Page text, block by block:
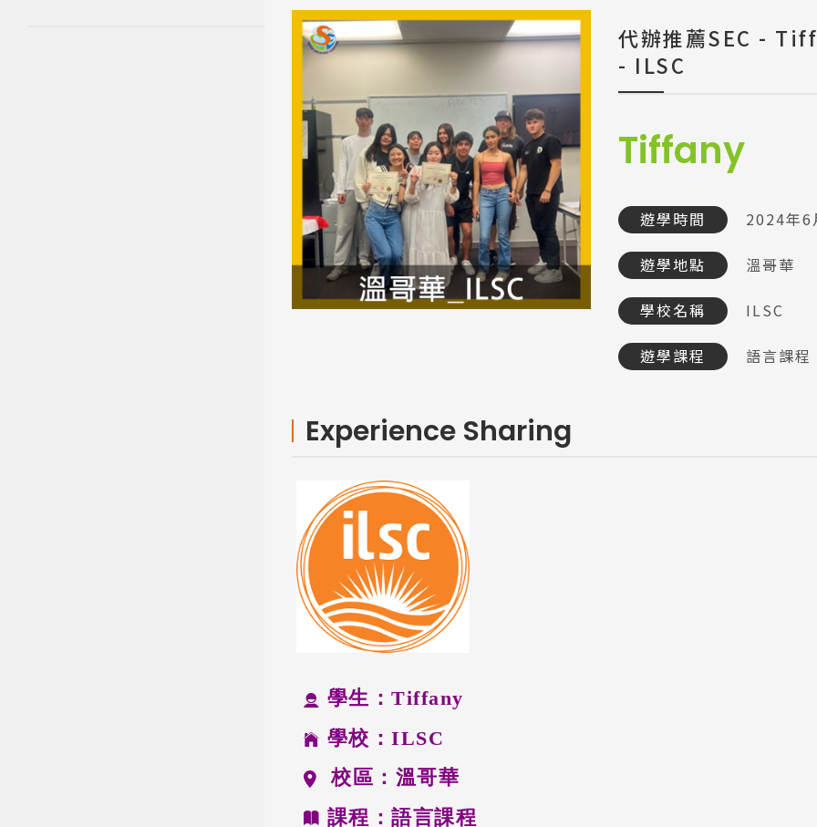
代辦推薦SEC -
- ILSC
Tiffany
遊學時間 2024年6
遊學地點 溫哥華
學校名稱 ILSC
遊學課程 語言課程
Experience Sharing
學生：Tiffany
學校：ILSC
校區：溫哥華
課程：語言課程